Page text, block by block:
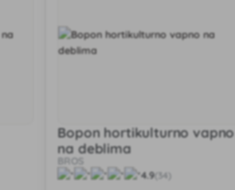
Bopon hortikulturno vapno
na deblima
BROS
4.9(34)